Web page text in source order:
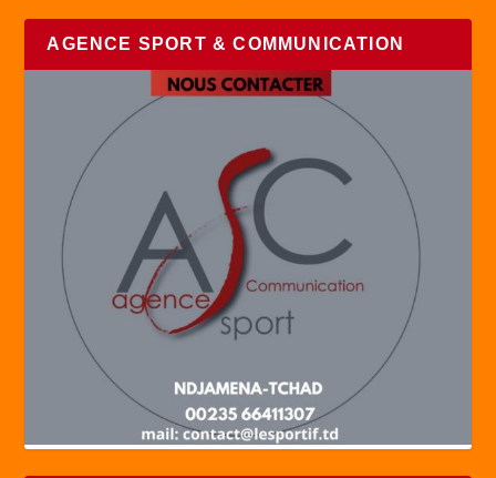
AGENCE SPORT & COMMUNICATION